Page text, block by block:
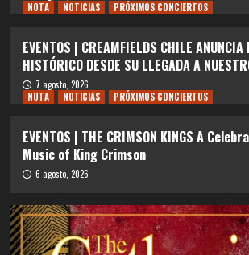
NOTA
NOTICIAS PRÓXIMOS CONCIERTOS
EVENTOS | CREAMFIELDS CHILE ANUNCIA
HISTÓRICO DESDE SU LLEGADA A
7 agosto, 2026
NOTA
NOTICIAS PRÓXIMOS CONCIERTOS
EVENTOS | THE CRIMSON KINGS A
Music of King Crimson
6 agosto, 2026